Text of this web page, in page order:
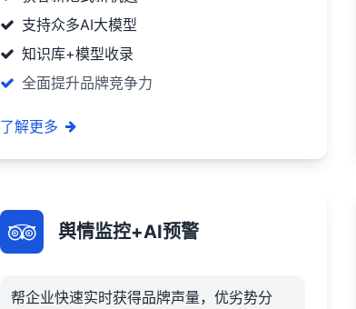
支持众多AI大模型
知识库+模型收录
全面提升品牌竞争力
了解更多
舆情监控+AI预警
帮企业快速实时获得品牌声量，优劣势分